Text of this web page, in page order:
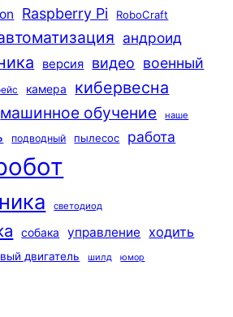
Raspberry Pi RoboCraft
андроид
версия видео военный
камера кибервесна
машинное обучение наше
подводный пылесос работа
светодиод
собака управление ходить
двигатель шилд юмор